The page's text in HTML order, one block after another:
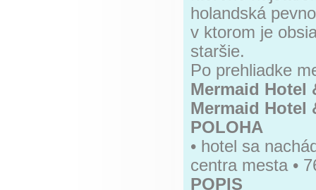
holandská
v ktorom je
staršie.
Po prehliadke
Mermaid Hotel
Mermaid Hotel
POLOHA
• hotel sa
centra mesta •
POPIS